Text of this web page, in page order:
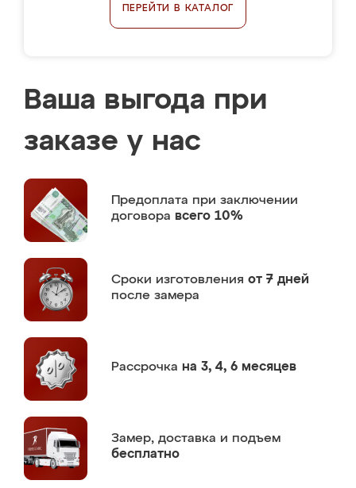
ПЕРЕЙТИ В КАТАЛОГ
Ваша выгода при
заказе у нас
Предоплата при заключении
договора всего 10%
Сроки изготовления от 7 дней
после замера
Рассрочка на 3, 4, 6 месяцев
Замер, доставка и подъем
бесплатно